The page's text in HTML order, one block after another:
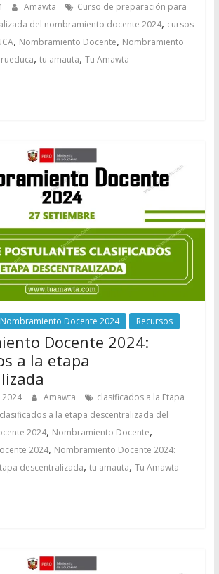
Amawta
Curso de preparación para
del nombramiento docente 2024, cursos
, Nombramiento Docente, Nombramiento
, tu amauta, Tu Amawta
Nombramiento Docente 2024 Recursos
Docente 2024:
a la etapa
Amawta
clasificados a la Etapa
clasificados a la etapa descentralizada del
2024, Nombramiento Docente,
2024, Nombramiento Docente 2024:
descentralizada, tu amauta, Tu Amawta